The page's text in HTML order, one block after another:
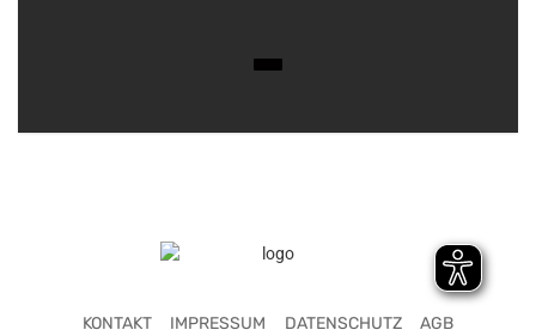
KONTAKT IMPRESSUM DATENSCHUTZ AGB